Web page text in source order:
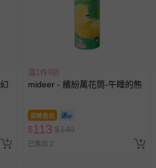
滿1件9折
mideer - 繽紛萬花筒-午睡的熊
即將售完
$113 $140
已售出 2